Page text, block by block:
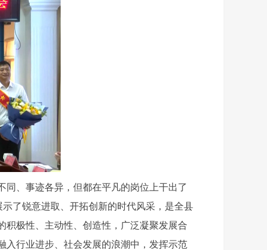
、事迹各异，但都在平凡的岗位上干出了
了锐意进取、开拓创新的时代风采，是全县
积极性、主动性、创造性，广泛凝聚发展合
入行业进步、社会发展的浪潮中，发挥示范